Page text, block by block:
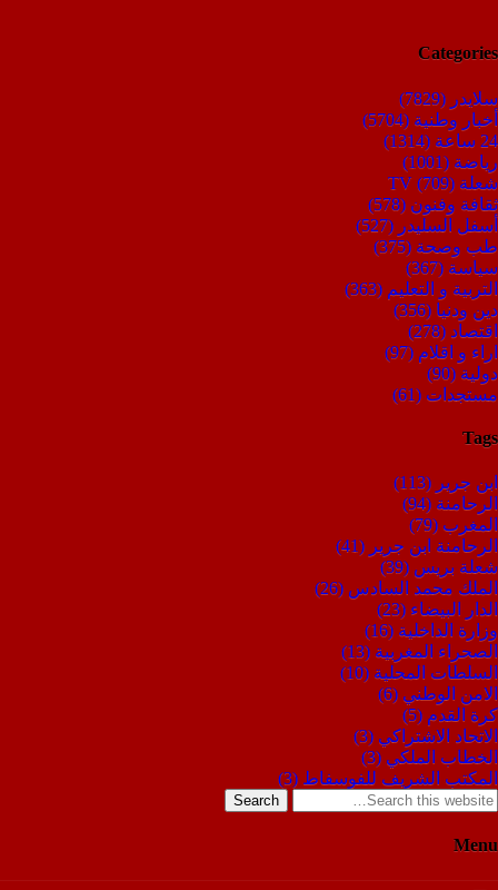
Categories
سلايدر (7829)
أخبار وطنية (5704)
24 ساعة
(1314)
رياضة (1001)
شعلة TV (709)
ثقافة وفنون (578)
أسفل السليدر (527)
طب وصحة (375)
سياسة (367)
التربية و التعليم (363)
دين ودنيا (356)
اقتصاد (278)
اراء و اقلام (97)
دولية (90)
مستجدات (61)
Tags
ابن جرير (113)
الرحامنة (94)
المغرب (79)
الرحامنة ابن جرير (41)
شعلة بريس (39)
الملك محمد السادس (26)
الدار البيضاء (23)
وزارة الداخلية (16)
الصحراء المغربية (13)
السلطات المحلية (10)
الامن الوطني (6)
كرة القدم (5)
الاتحاد الاشتراكي (3)
الخطاب الملكي (3)
المكتب الشريف للفوسفاط (3)
Search
Menu